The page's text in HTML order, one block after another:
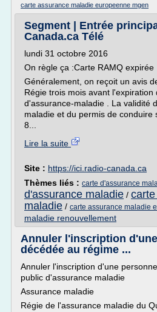
carte assurance maladie europeenne mgen
Segment | Entrée
Canada.ca Télé
lundi 31 octobre 2016
On règle ça :Carte RAMQ expirée
Généralement, on reçoit un avis
Régie trois mois avant
d'assurance-maladie . La validité
maladie et du permis de
8...
Lire la suite
Site : https://ici.radio-canada.ca
Thèmes liés : carte d'assurance
d'assurance maladie /
maladie / carte assurance maladie
maladie renouvellement
Annuler l'inscription
décédée au régime ...
Annuler l'inscription d'une
public d'assurance maladie
Assurance maladie
Régie de l'assurance maladie du